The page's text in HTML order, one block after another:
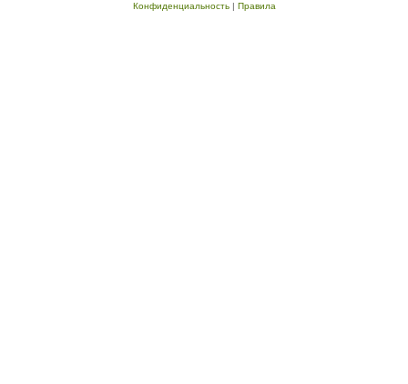
Конфиденциальность| Правила